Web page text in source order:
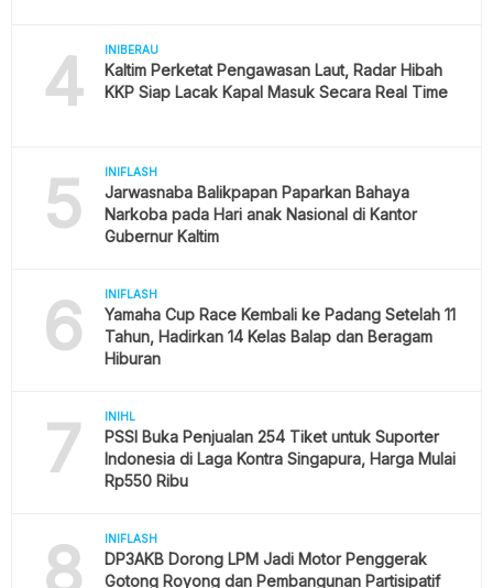
4 INIBERAU
Kaltim Perketat Pengawasan Laut, Radar Hibah
KKP Siap Lacak Kapal Masuk Secara Real Time
5 INIFLASH
Jarwasnaba Balikpapan Paparkan Bahaya
Narkoba pada Hari anak Nasional di Kantor
Gubernur Kaltim
6 INIFLASH
Yamaha Cup Race Kembali ke Padang Setelah 11
Tahun, Hadirkan 14 Kelas Balap dan Beragam
Hiburan
7 INIHL
PSSI Buka Penjualan 254 Tiket untuk Suporter
Indonesia di Laga Kontra Singapura, Harga Mulai
Rp550 Ribu
8 INIFLASH
DP3AKB Dorong LPM Jadi Motor Penggerak
Gotong Royong dan Pembangunan Partisipatif